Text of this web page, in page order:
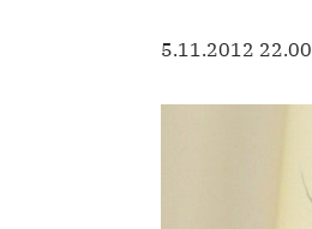
5.11.2012 22.00